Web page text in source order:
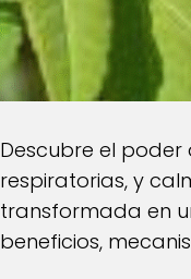
Descubre el
respiratorias, y
transformada en
beneficios,